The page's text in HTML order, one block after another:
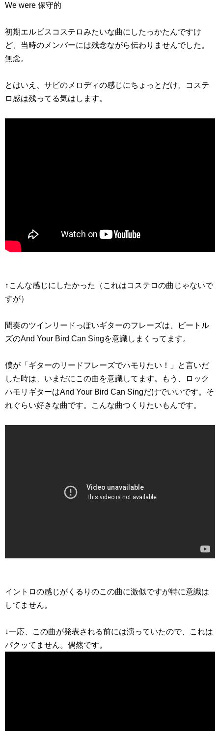
We were 保守的
初期エルビスコステロみたいな曲にしたっかたんですけ
ど、当時のメンバーには残念ながら伝わりませんでした。
無念。
とはいえ、サビのメロディの感じにちょっとだけ、コステ
ロ感は残ってる気はします。
↑こんな感じにしたかった（これはコステロの曲じゃないで
すが）
間奏のツインリードっぽいギターのフレーズは、ビートル
ズのAnd Your Bird Can Singを意識しまくってます。
僕が「ギターのリードフレーズでハモりたい！」と言いだ
した時は、いまだにこの曲を意識してます。もう、ロック
ハモリギターはAnd Your Bird Can Singだけでいいです。そ
れぐらい好きな曲です。こんな曲つくりたいもんです。
イントロの感じがくるりのこの曲に激似ですが特に意識は
してません。
↓一応、この曲が発表される前には演っていたので、これは
パクッてません。偶然です。